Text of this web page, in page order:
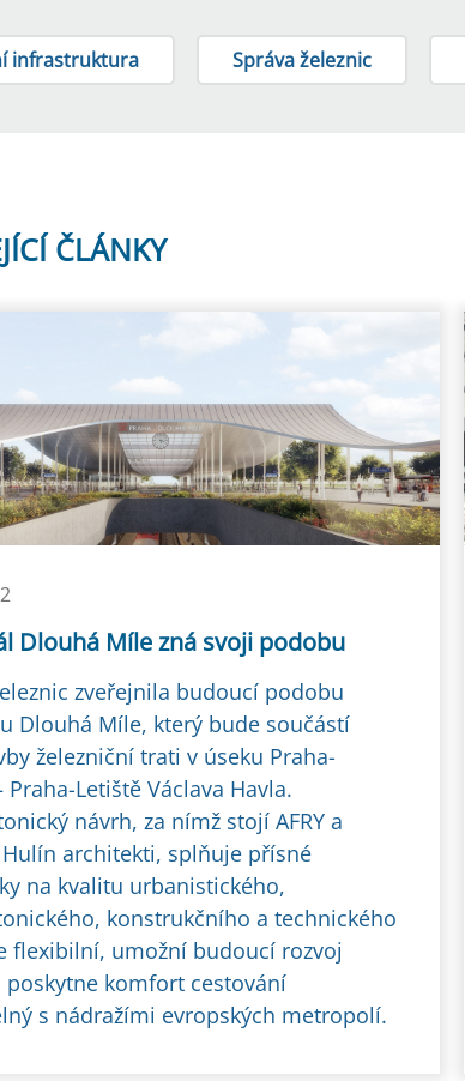
infrastruktura Správa železnic
ČLÁNKY
Dlouhá Míle zná svoji podobu
zveřejnila budoucí podobu
Dlouhá Míle, který bude součástí
železniční trati v úseku Praha-
Praha-Letiště Václava Havla.
návrh, za nímž stojí AFRY a
Hulín architekti, splňuje přísné
na kvalitu urbanistického,
konstrukčního a technického
flexibilní, umožní budoucí rozvoj
poskytne komfort cestování
s nádražími evropských metropolí.